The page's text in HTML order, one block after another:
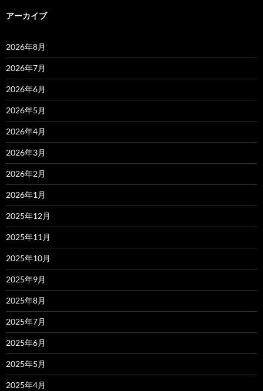
アーカイブ
2026年8月
2026年7月
2026年6月
2026年5月
2026年4月
2026年3月
2026年2月
2026年1月
2025年12月
2025年11月
2025年10月
2025年9月
2025年8月
2025年7月
2025年6月
2025年5月
2025年4月